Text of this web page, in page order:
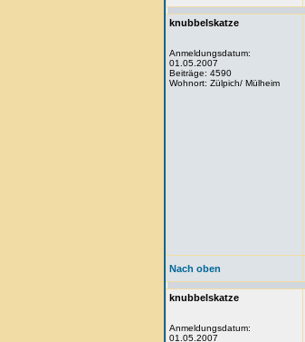
knubbelskatze
Anmeldungsdatum:
01.05.2007
Beiträge: 4590
Wohnort: Zülpich/ Mülheim
Nach oben
knubbelskatze
Anmeldungsdatum:
01.05.2007